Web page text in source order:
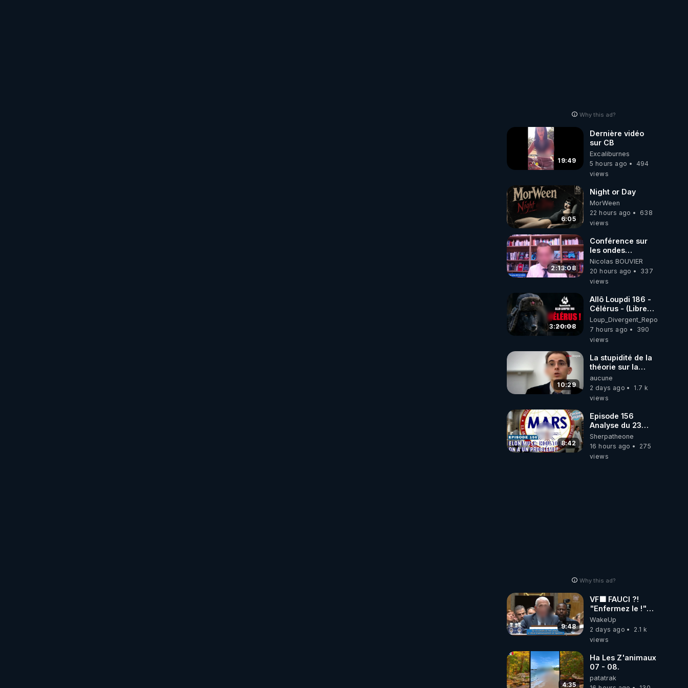
Why this ad?
19:49
Dernière vidéo
sur CB
Excaliburnes
5 hours ago
494
views
6:05
Night or Day
MorWeen
22 hours ago
638
views
2:13:08
Conférence sur
les ondes
électromagnétiques
par Grégoire
Caustru et Bart de
Nicolas BOUVIER
20 hours ago
337
views
3:20:08
Allô Loupdi 186 -
Célérus - (Libre
Antenne) - Loup
Divergent
2026.08.06
Loup_Divergent_Reposts
7 hours ago
390
views
10:29
La stupidité de la
théorie sur la
responsabilité de
l’homme
concernant le
carbone.
aucune
2 days ago
1.7 k
views
8:42
Episode 156
Analyse du 23
février 2025 Elon
Musk : Houston ,
on a un problème
Sherpatheone
16 hours ago
275
views
Why this ad?
9:48
VF🟩 FAUCI ?!
"Enfermez le !"
(Lock him up!) -
Quartz Traduction
WakeUp
2 days ago
2.1 k
views
4:35
Ha Les Z'animaux
07 - 08.
patatrak